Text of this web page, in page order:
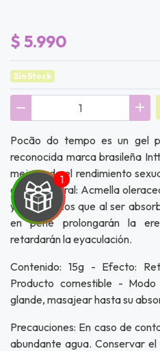
y
$ 5.990
Sin Stock
Pocão do tempo es un gel
reconocida marca brasileña
mejorando el rendimiento
origen natural: Acmella
y anestésicos que al ser
en pene prolongarán la
retardarán la eyaculación.
Contenido: 15g - Efecto:
Producto comestible -
glande, masajear hasta su
Precauciones: En caso de
abundante agua. Conservar